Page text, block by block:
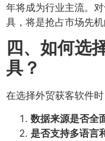
年将成为行业主流。
具，将是抢占市场先机
四、如何选
具？
在选择外贸获客软件
数据来源是否全
是否支持多语言